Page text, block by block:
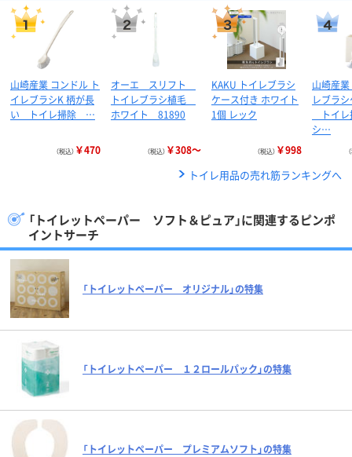
山崎産業 コンドル ト
イレブラシK 柄が長
い トイレ掃除 …
（税込） ￥470
オーエ スリフト
トイレブラシ植毛
ホワイト 81890
（税込） ￥308～
KAKU トイレブラシ
ケース付き ホワイト
1個 レック
（税込） ￥998
山崎産
レブラ
トイ
シ…
トイレ用品の売れ筋ランキングへ
「トイレットペーパー ソフト＆ピュア」に関連するピンポ
イントサーチ
「トイレットペーパー オリジナル」の特集
「トイレットペーパー １２ロールパック」の特集
「トイレットペーパー プレミアムソフト」の特集